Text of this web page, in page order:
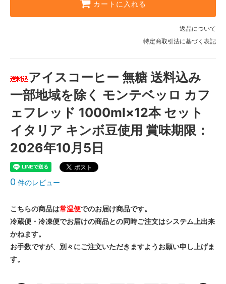
カートに入れる
返品について
特定商取引法に基づく表記
アイスコーヒー 無糖 送料込み
一部地域を除く モンテベッロ カフ
ェフレッド 1000ml×12本 セット
イタリア キンボ豆使用 賞味期限：
2026年10月5日
0 件のレビュー
こちらの商品は常温便でのお届け商品です。
冷蔵便・冷凍便でお届けの商品との同時ご注文はシステム上出来
かねます。
お手数ですが、別々にご注文いただきますようお願い申し上げま
す。